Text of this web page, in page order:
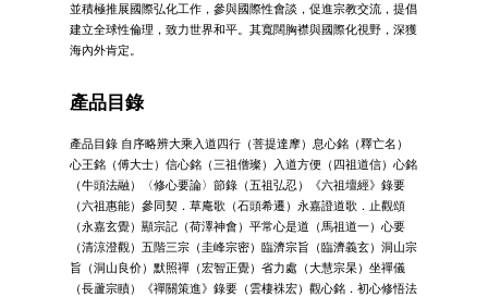
並積極推展國際弘化工作，參與國際性會談，促進宗教交流，提倡
建立全球性倫理，致力世界和平。其寬闊胸襟與國際化視野，深獲
海內外肯定。
產品目錄
產品目錄 自序略辨大乘入道四行（菩提達摩）息心銘（釋亡名）
心王銘（傅大士）信心銘（三祖僧璨）入道方便（四祖道信）心銘
（牛頭法融）〈修心要論〉節錄（五祖弘忍）《六祖壇經》錄要
（六祖惠能）參同契．草庵歌（石頭希遷）永嘉證道歌．止觀頌
（永嘉玄覺）顯宗記（荷澤神會）平常心是道（馬祖道一）心要
（清涼澄觀）五階三宗（圭峰宗密）臨濟宗旨（臨濟義玄）洞山宗
旨（洞山良价）默照禪（宏智正覺）省力處（大慧宗杲）坐禪儀
（長蘆宗賾）《禪關策進》錄要（雲棲袾宏）觀心銘．初心修悟法